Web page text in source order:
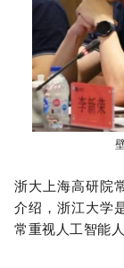
浙大上海高研院
介绍，浙江大学
常重视人工智能